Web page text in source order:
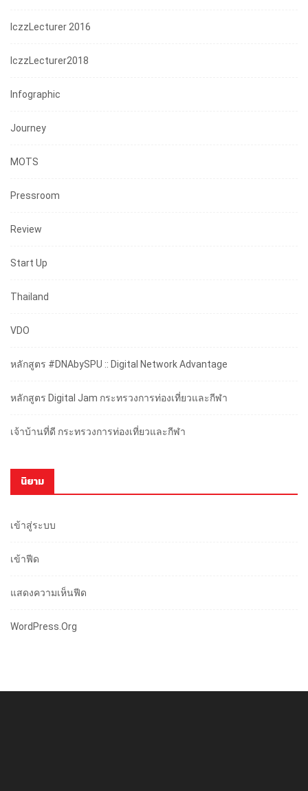
IczzLecturer 2016
IczzLecturer2018
Infographic
Journey
MOTS
Pressroom
Review
Start Up
Thailand
VDO
หลักสูตร #DNAbySPU :: Digital Network Advantage
หลักสูตร Digital Jam กระทรวงการท่องเที่ยวและกีฬา
เจ้าบ้านที่ดี กระทรวงการท่องเที่ยวและกีฬา
นิยาม
เข้าสู่ระบบ
เข้าฟีด
แสดงความเห็นฟีด
WordPress.org